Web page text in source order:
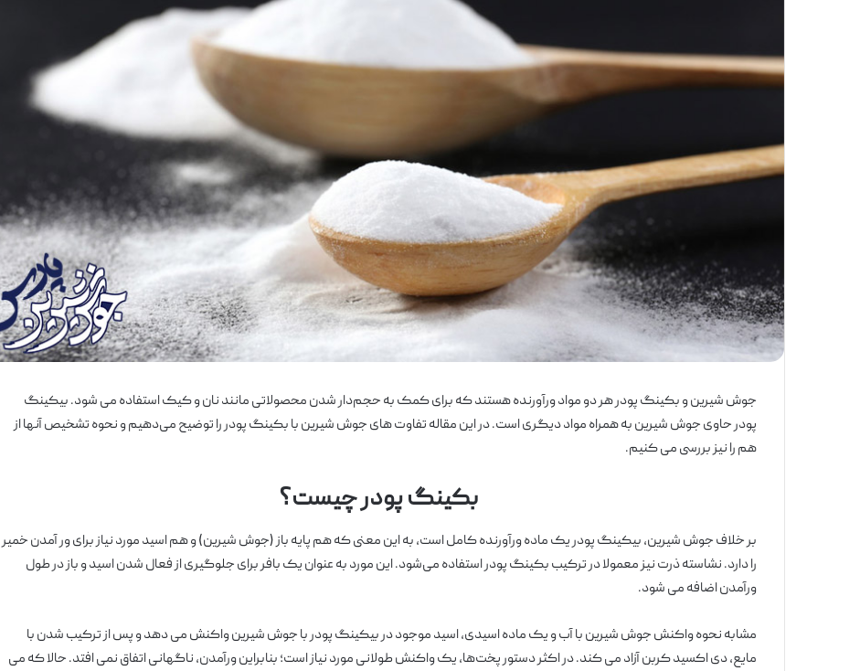
جوش شیرین و بکینگ پودر هر دو مواد ورآورنده هستند که برای کمک به حجم‌دار شدن محصولاتی مانند نان و کیک استفاده می شود. بیکینگ
پودر حاوی جوش شیرین به همراه مواد دیگری است. در این مقاله تفاوت های جوش شیرین با بکینگ پودر را توضیح می‌دهیم و نحوه تشخیص آنها از
هم را نیز بررسی می کنیم.
بکینگ پودر چیست؟
بر خلاف جوش شیرین، بیکینگ پودر یک ماده ورآورنده کامل است، به این معنی که هم پایه باز (جوش شیرین) و هم اسید مورد نیاز برای ور آمدن خمیر
را دارد. نشاسته ذرت نیز معمولا در ترکیب بکینگ پودر استفاده می‌شود. این مورد به عنوان یک بافر برای جلوگیری از فعال شدن اسید و باز در طول
ورآمدن اضافه می شود.
مشابه نحوه واکنش جوش شیرین با آب و یک ماده اسیدی، اسید موجود در بیکینگ پودر با جوش شیرین واکنش می دهد و پس از ترکیب شدن با
مایع، دی اکسید کربن آزاد می کند. در اکثر دستور پخت‌ها، یک واکنش طولانی مورد نیاز است؛ بنابراین ورآمدن، ناگهانی اتفاق نمی افتد. حالا که می